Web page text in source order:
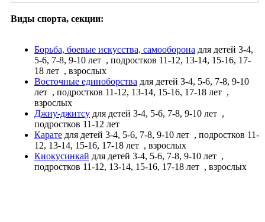
Виды спорта, секции:
Борьба, боевые искусства, самооборона для детей 3-4,
5-6, 7-8, 9-10 лет , подростков 11-12, 13-14, 15-16, 17-
18 лет , взрослых
Восточные единоборства для детей 3-4, 5-6, 7-8, 9-10
лет , подростков 11-12, 13-14, 15-16, 17-18 лет ,
взрослых
Джиу-джитсу для детей 3-4, 5-6, 7-8, 9-10 лет ,
подростков 11-12 лет
Карате для детей 3-4, 5-6, 7-8, 9-10 лет , подростков 11-
12, 13-14, 15-16, 17-18 лет , взрослых
Киокусинкай для детей 3-4, 5-6, 7-8, 9-10 лет ,
подростков 11-12, 13-14, 15-16, 17-18 лет , взрослых